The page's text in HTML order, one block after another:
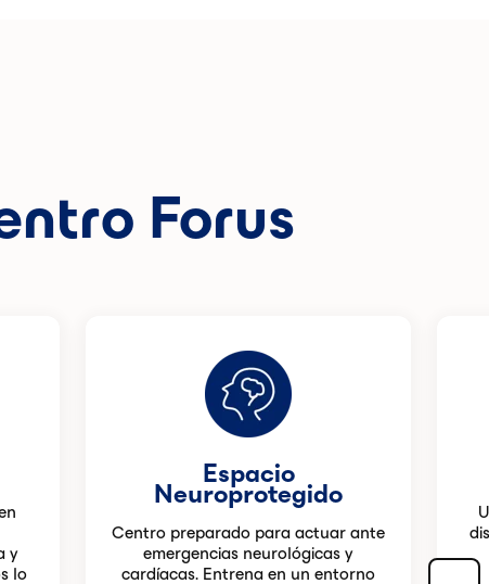
Forus
y
lo
Espacio
Neuroprotegido
Centro preparado para actuar ante
emergencias neurológicas y
cardíacas. Entrena en un entorno